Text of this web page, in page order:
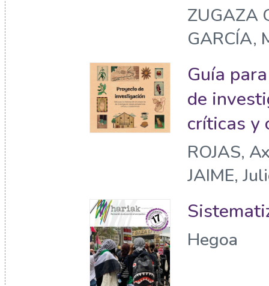
ZUGAZA
GARCÍA,
Guía
de
críticas y
ROJAS,
JAIME,
Hegoa